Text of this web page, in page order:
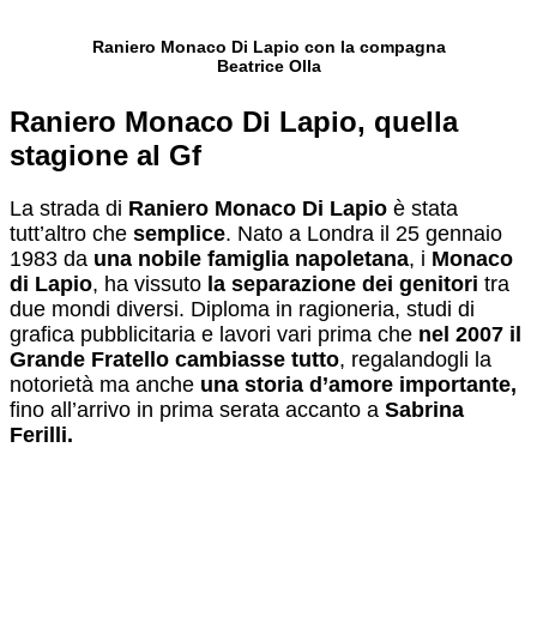
Raniero Monaco Di Lapio con la compagna
Beatrice Olla
Raniero Monaco Di Lapio, quella
stagione al Gf
La strada di Raniero Monaco Di Lapio è stata
tutt’altro che semplice. Nato a Londra il 25 gennaio
1983 da una nobile famiglia napoletana, i Monaco
di Lapio, ha vissuto la separazione dei genitori tra
due mondi diversi. Diploma in ragioneria, studi di
grafica pubblicitaria e lavori vari prima che nel 2007 il
Grande Fratello cambiasse tutto, regalandogli la
notorietà ma anche una storia d’amore importante,
fino all’arrivo in prima serata accanto a Sabrina
Ferilli.